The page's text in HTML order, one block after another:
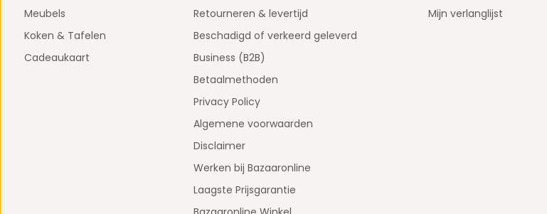
Meubels
Koken & Tafelen
Cadeaukaart
Retourneren & levertijd
Beschadigd of verkeerd geleverd
Business (B2B)
Betaalmethoden
Privacy Policy
Algemene voorwaarden
Disclaimer
Werken bij Bazaaronline
Laagste Prijsgarantie
Mijn verlanglijst